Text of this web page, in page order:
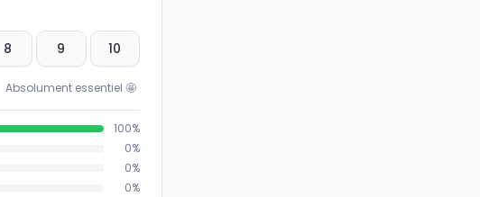
8 9 10
Absolument essentiel 🤩
100%
0%
0%
0%